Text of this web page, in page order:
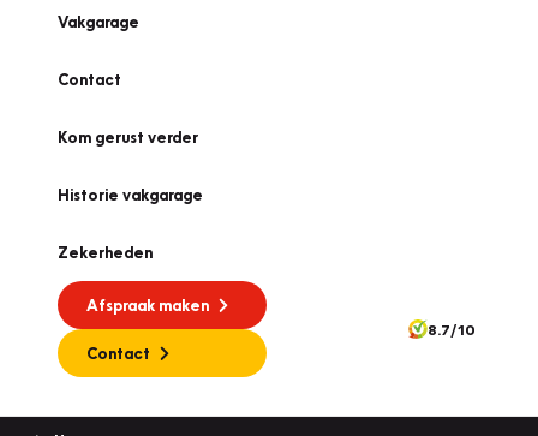
Vakgarage
Contact
Kom gerust verder
Historie vakgarage
Zekerheden
Afspraak maken
Contact
8.7/10